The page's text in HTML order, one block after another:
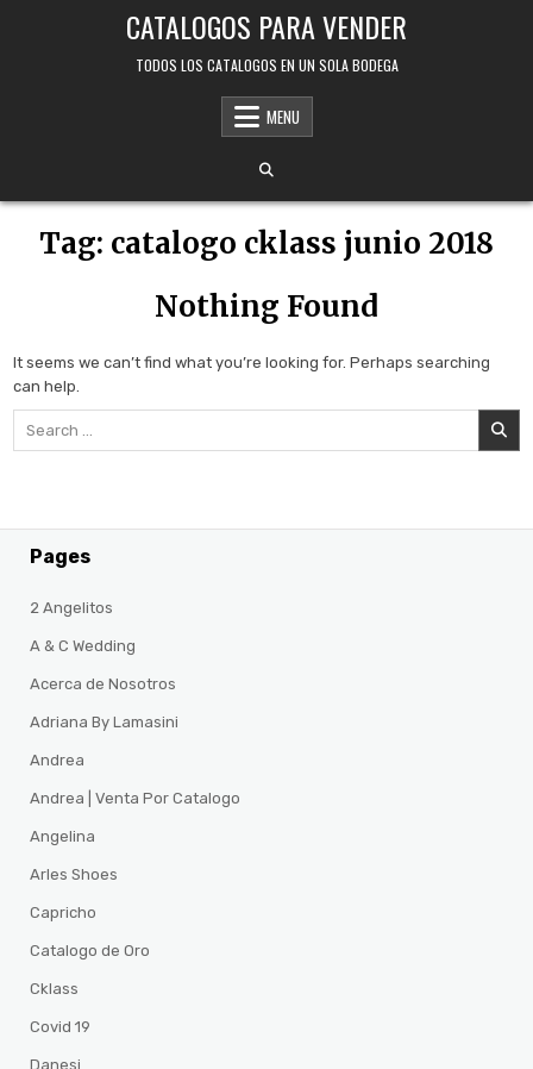
CATALOGOS PARA VENDER
TODOS LOS CATALOGOS EN UN SOLA BODEGA
MENU
Tag: catalogo cklass junio 2018
Nothing Found
It seems we can’t find what you’re looking for. Perhaps searching
can help.
Pages
2 Angelitos
A & C Wedding
Acerca de Nosotros
Adriana By Lamasini
Andrea
Andrea | Venta Por Catalogo
Angelina
Arles Shoes
Capricho
Catalogo de Oro
Cklass
Covid 19
Danesi